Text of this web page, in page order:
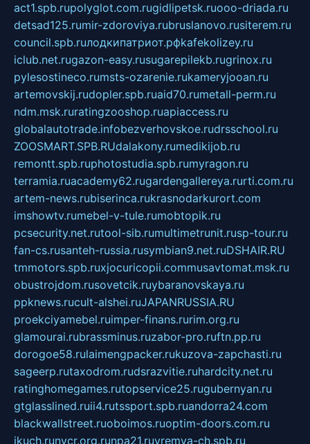
act1.spb.rupolyglot.com.rugidlipetsk.ruooo-driada.ru
detsad125.rumir-zdoroviya.rubruslanovo.rusiterem.ru
council.spb.ruлодкипатриот.рфkafekolizey.ru
iclub.net.rugazon-easy.rusugarepilekb.rugrinox.ru
pylesostineco.rumsts-ozarenie.rukameryjooan.ru
artemovskij.rudopler.spb.ruaid70.rumetall-perm.ru
ndm.msk.ruratingzooshop.ruapiaccess.ru
globalautotrade.infobezverhovskoe.rudrsschool.ru
ZOOSMART.SPB.RUdalakony.rumedikijob.ru
remontt.spb.ruphotostudia.spb.rumyragon.ru
terramia.ruacademy62.rugardengallereya.rurti.com.ru
artem-news.rubiserinca.rukrasnodarkurort.com
imshowtv.rumebel-v-tule.rumobtopik.ru
pcsecurity.net.rutool-sib.rumultimetrunit.rusp-tour.ru
fan-cs.rusanteh-russia.rusymbian9.net.ruDSHAIR.RU
tmmotors.spb.ruxjocuricopii.commusavtomat.msk.ru
obustrojdom.rusovetcik.ruybaranovskaya.ru
ppknews.rucult-alshei.ruJAPANRUSSIA.RU
proekciyamebel.ruimper-finans.rurim.org.ru
glamourai.rubrassminus.ruzabor-pro.ruftn.pp.ru
dorogoe58.rulaimengpacker.rukuzova-zapchasti.ru
sageerp.rutaxodrom.rudsrazvitie.ruhardcity.net.ru
ratinghomegames.rutopservice25.rugubernyan.ru
gtglasslined.ruii4.rutssport.spb.ruandorra24.com
blackwallstreet.ruoboimos.ruoptim-doors.com.ru
ikuch.runycr.org.runpa21.ruvremya-ch.spb.ru